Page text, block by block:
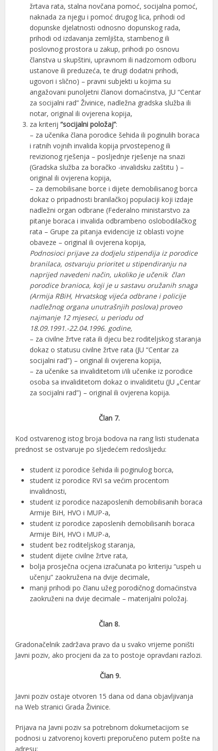
žrtava rata, stalna novčana pomoć, socijalna pomoć,
naknada za njegu i pomoć drugog lica, prihodi od
dopunske djelatnosti odnosno dopunskog rada,
prihodi od izdavanja zemljišta, stambenog ili
poslovnog prostora u zakup, prihodi po osnovu
članstva u skupštini, upravnom ili nadzornom odboru
ustanove ili preduzeća, te drugi dodatni prihodi,
ugovori i slično) – pravni subjekti u kojima su
angažovani punoljetni članovi domaćinstva, JU “Centar
za socijalni rad” Živinice, nadležna gradska služba ili
notar, original ili ovjerena kopija,
za kriterij“socijalni položaj”:
– za učenika člana porodice šehida ili poginulih boraca
i ratnih vojnih invalida kopija prvostepenog ili
revizionog rješenja – posljednje rješenje na snazi
(Gradska služba za boračko -invalidsku zaštitu ) –
original ili ovjerena kopija,
– za demobilisane borce i dijete demobilisanog borca
dokaz o pripadnosti branilačkoj populaciji koji izdaje
nadležni organ odbrane (Federalno ministarstvo za
pitanje boraca i invalida odbrambeno oslobodilačkog
rata – Grupe za pitanja evidencije iz oblasti vojne
obaveze – original ili ovjerena kopija,
Podnosioci prijave za dodjelu stipendija iz porodice
branilaca, ostvaruju prioritet u stipendiranju na
naprijed navedeni način, ukoliko je učenik član
porodice branioca, koji je u sastavu oružanih snaga
(Armija RBiH, Hrvatskog vijeća odbrane i policije
nadležnog organa unutrašnjih poslova) proveo
najmanje 12 mjeseci, u periodu od
18.09.1991.-22.04.1996. godine,
– za civilne žrtve rata ili djecu bez roditeljskog staranja
dokaz o statusu civilne žrtve rata (JU “Centar za
socijalni rad”) – original ili ovjerena kopija,
– za učenike sa invaliditetom i/ili učenike iz porodice
osoba sa invaliditetom dokaz o invaliditetu (JU „Centar
za socijalni rad”) – original ili ovjerena kopija.
Član 7.
Kod ostvarenog istog broja bodova na rang listi studenata
prednost se ostvaruje po sljedećem redoslijedu:
student iz porodice šehida ili poginulog borca,
student iz porodice RVI sa većim procentom
invalidnosti,
student iz porodice nazaposlenih demobilisanih boraca
Armije BiH, HVO i MUP-a,
student iz porodice zaposlenih demobilisanih boraca
Armije BiH, HVO i MUP-a,
student bez roditeljskog staranja,
student dijete civilne žrtve rata,
bolja prosječna ocjena izračunata po kriteriju “uspeh u
učenju” zaokružena na dvije decimale,
manji prihodi po članu užeg porodičnog domaćinstva
zaokruženi na dvije decimale – materijalni položaj.
Član 8.
Gradonačelnik zadržava pravo da u svako vrijeme poništi
Javni poziv, ako procjeni da za to postoje opravdani razlozi.
Član 9.
Javni poziv ostaje otvoren 15 dana od dana objavljivanja
na Web stranici Grada Živinice.
Prijava na Javni poziv sa potrebnom dokumetacijom se
podnosi u zatvorenoj koverti preporučeno putem pošte na
adresu: